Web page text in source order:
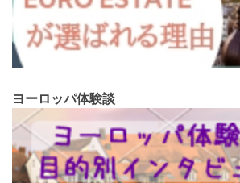
ヨーロッパ体験談